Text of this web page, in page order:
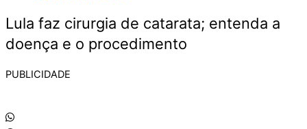
Lula faz cirurgia de catarata; entenda a
doença e o procedimento
PUBLICIDADE